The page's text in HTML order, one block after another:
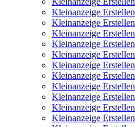
Kleinanzeige Erstellen
Kleinanzeige Erstellen
Kleinanzeige Erstellen
Kleinanzeige Erstellen
Kleinanzeige Erstellen
Kleinanzeige Erstellen
Kleinanzeige Erstellen
Kleinanzeige Erstellen
Kleinanzeige Erstellen
Kleinanzeige Erstellen
Kleinanzeige Erstellen